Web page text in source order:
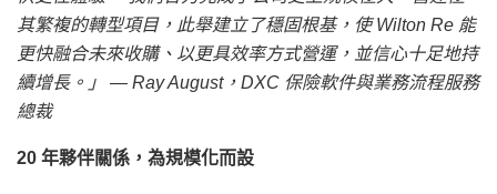
其繁複的轉型項目，此舉建立了穩固根基，使 Wilton Re 能
更快融合未來收購、以更具效率方式營運，並信心十足地持
續增長。」 — Ray August，DXC 保險軟件與業務流程服務
總裁
20 年夥伴關係，為規模化而設